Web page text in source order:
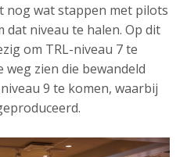
nog wat stappen met pilots
dat niveau te halen. Op dit
om TRL-niveau 7 te
weg zien die bewandeld
9 te komen, waarbij